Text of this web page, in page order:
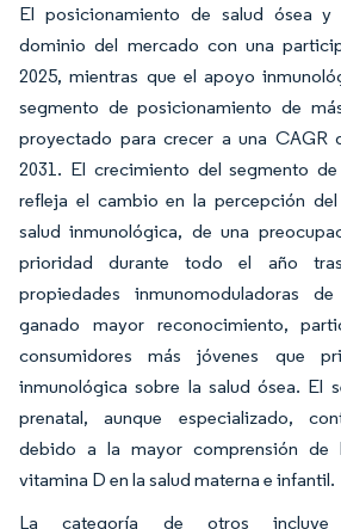
El posicionamiento de salud ósea y
dominio del mercado con una
2025, mientras que el apoyo
segmento de posicionamiento de
proyectado para crecer a una CAGR
2031. El crecimiento del segmento
refleja el cambio en la percepción
salud inmunológica, de una
prioridad durante todo el año
propiedades inmunomoduladoras
ganado mayor reconocimiento,
consumidores más jóvenes que
inmunológica sobre la salud ósea. El
prenatal, aunque especializado,
debido a la mayor comprensión de
vitamina D en la salud materna e infantil.
La categoría de otros incluye